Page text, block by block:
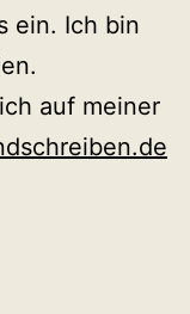
ein. Ich bin
auf meiner